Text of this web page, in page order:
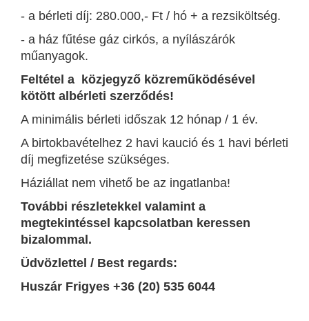
- a bérleti díj: 280.000,- Ft / hó + a rezsiköltség.
- a ház fűtése gáz cirkós, a nyílászárók
műanyagok.
Feltétel a közjegyző közreműködésével
kötött albérleti szerződés!
A minimális bérleti időszak 12 hónap / 1 év.
A birtokbavételhez 2 havi kaució és 1 havi bérleti
díj megfizetése szükséges.
Háziállat nem vihető be az ingatlanba!
További részletekkel valamint a
megtekintéssel kapcsolatban keressen
bizalommal.
Üdvözlettel / Best regards:
Huszár Frigyes +36 (20) 535 6044